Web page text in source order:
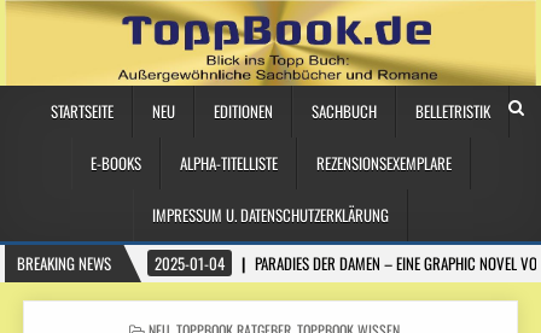
STARTSEITE NEU EDITIONEN SACHBUCH BELLETRISTIK
E-BOOKS ALPHA-TITELLISTE REZENSIONSEXEMPLARE
IMPRESSUM U. DATENSCHUTZERKLÄRUNG
BREAKING NEWS
2025-01-04 PARADIES DER DAMEN – EINE GRAPHIC NOVEL
POSTED